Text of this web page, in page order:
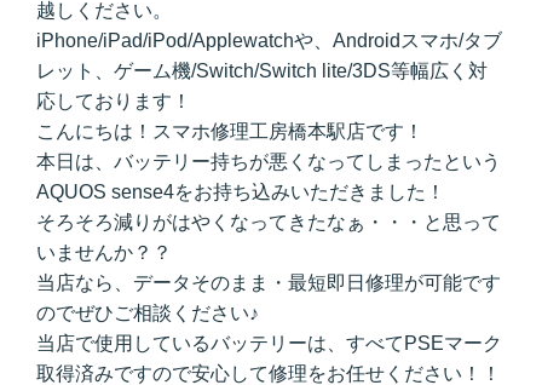
越しください。
iPhone/iPad/iPod/Applewatchや、Androidスマホ/タブ
レット、ゲーム機/Switch/Switch lite/3DS等幅広く対
応しております！
こんにちは！スマホ修理工房橋本駅店です！
本日は、バッテリー持ちが悪くなってしまったという
AQUOS sense4をお持ち込みいただきました！
そろそろ減りがはやくなってきたなぁ・・・と思って
いませんか？？
当店なら、データそのまま・最短即日修理が可能です
のでぜひご相談ください♪
当店で使用しているバッテリーは、すべてPSEマーク
取得済みですので安心して修理をお任せください！！